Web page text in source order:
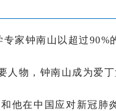
家钟南山以超过90%
物，钟南山成为爱丁
他在中国应对新冠肺